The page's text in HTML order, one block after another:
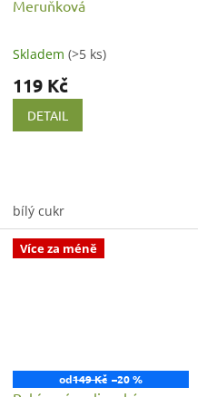
Meruňková
Skladem (>5 ks)
119 Kč
DETAIL
bílý cukr
Více za méně
od149 Kč –20 %